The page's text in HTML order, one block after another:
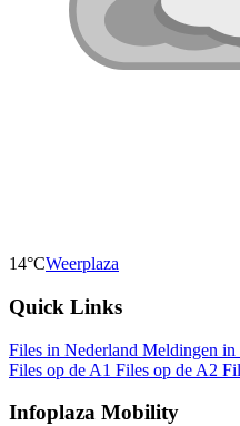
14°CWeerplaza
Quick Links
Files in Nederland Meldingen in
Files op de A1 Files op de A2
Infoplaza Mobility